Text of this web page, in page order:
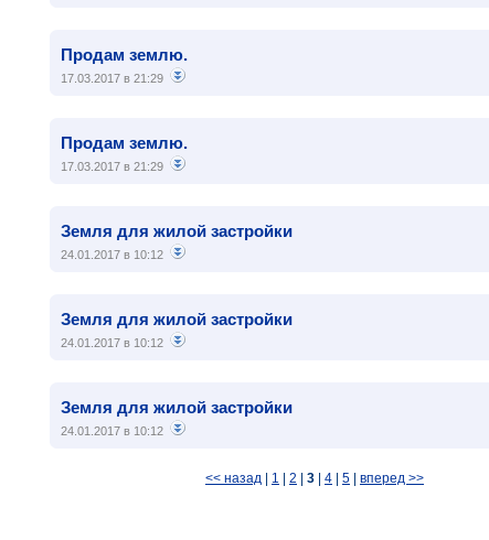
Продам землю.
17.03.2017 в 21:29
Продам землю.
17.03.2017 в 21:29
Земля для жилой застройки
24.01.2017 в 10:12
Земля для жилой застройки
24.01.2017 в 10:12
Земля для жилой застройки
24.01.2017 в 10:12
<< назад 1 2 3 4 5 вперед >>